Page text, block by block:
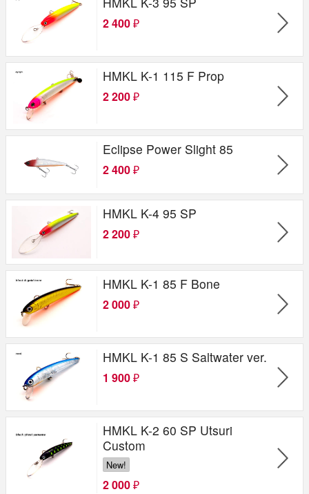
2 400 ₽
HMKL K-1 115 F Prop
2 200 ₽
Eclipse Power Slight 85
2 400 ₽
HMKL K-4 95 SP
2 200 ₽
HMKL K-1 85 F Bone
2 000 ₽
HMKL K-1 85 S Saltwater ver.
1 900 ₽
HMKL K-2 60 SP Utsuri
Custom
New!
2 000 ₽